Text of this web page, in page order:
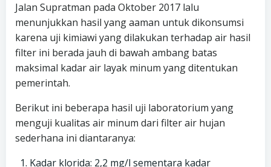
Jalan Supratman pada Oktober 2017 lalu
menunjukkan hasil yang aaman untuk dikonsumsi
karena uji kimiawi yang dilakukan terhadap air hasil
filter ini berada jauh di bawah ambang batas
maksimal kadar air layak minum yang ditentukan
pemerintah.
Berikut ini beberapa hasil uji laboratorium yang
menguji kualitas air minum dari filter air hujan
sederhana ini diantaranya:
Kadar klorida: 2,2 mg/l sementara kadar